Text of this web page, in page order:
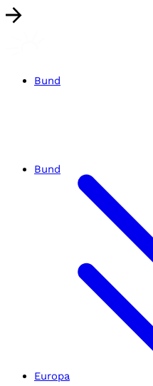
Bund
Europa
Bund